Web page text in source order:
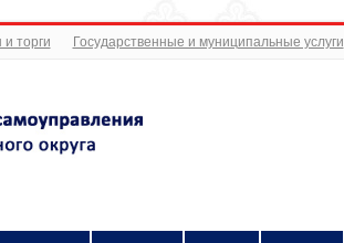
и торги Государственные и муниципальные услуги